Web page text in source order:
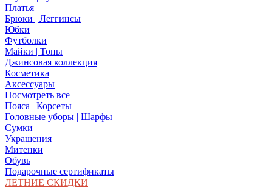
Платья
Брюки | Леггинсы
Юбки
Футболки
Майки | Топы
Джинсовая коллекция
Косметика
Аксессуары
Посмотреть все
Пояса | Корсеты
Головные уборы | Шарфы
Сумки
Украшения
Митенки
Обувь
Подарочные сертификаты
ЛЕТНИЕ СКИДКИ